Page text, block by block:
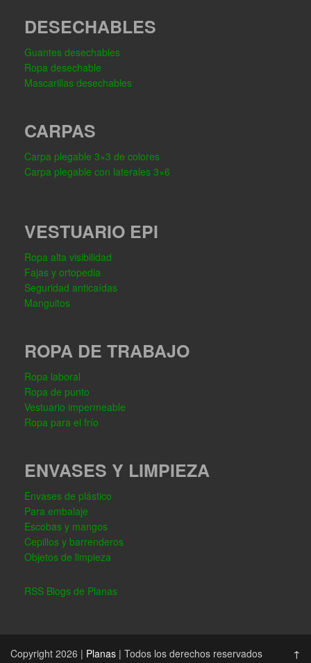
DESECHABLES
Guantes desechables
Ropa desechable
Mascarillas desechables
CARPAS
Carpa plegable 3×3 de colores
Carpa plegable con laterales 3×6
VESTUARIO EPI
Ropa alta visibilidad
Fajas y ortopedia
Seguridad anticaídas
Manguitos
ROPA DE TRABAJO
Ropa laboral
Ropa de punto
Vestuario impermeable
Ropa para el frío
ENVASES Y LIMPIEZA
Envases de plástico
Para embalaje
Escobas y mangos
Cepillos y barrenderos
Objetos de limpieza
RSS Blogs de Planas
Copyright 2026 | Planas | Todos los derechos reservados ↑